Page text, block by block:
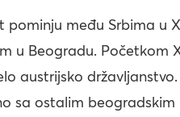
pominju među Srbima u
u Beogradu. Početkom
austrijsko
sa ostalim